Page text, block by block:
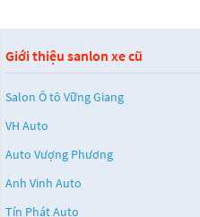
Giới thiệu sanlon xe cũ
Salon Ô tô Vững Giang
VH Auto
Auto Vượng Phương
Anh Vinh Auto
Tín Phát Auto